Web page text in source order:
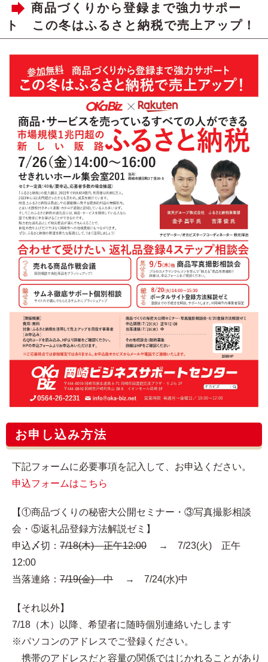
商品づくりから登録まで強力サポー
ト この冬はふるさと納税で売上アップ！
お申し込み方法
下記フォームに必要事項を記入して、お申込ください。
申込フォームはこちら
【①商品づくりの秘密大公開セミナー・③写真撮影相談
会・⑤返礼品登録方法解説ゼミ】
申込〆切： 7/18(木) 正午12:00 → 7/23(火) 正午
12:00
当落連絡： 7/19(金) 中 → 7/24(水)中
【それ以外】
7/18（木）以降、希望者に随時個別連絡いたします
※パソコンのアドレスでご登録ください。
携帯のアドレスだと容量の関係ではじかれることがあり